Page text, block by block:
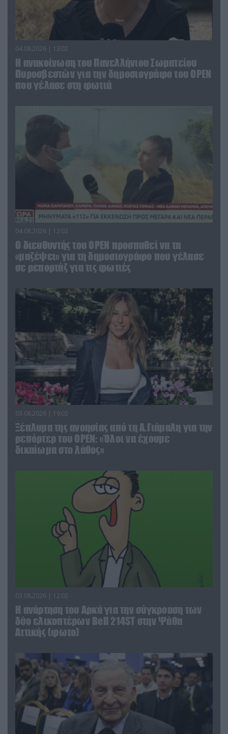
04.08.2026 | 13:02
Η ανακοίνωση του Πανελλήνιου Σωματείου
Πυροσβεστών για την δημοσιογράφο του OPEN
που γέλασε στη φωτιά
04.08.2026 | 12:02
O διευθυντής του OPEN προσπαθεί να τα
«μαζέψει» για τη δημοσιογράφο που γέλασε
σε ρεπορτάζ για τις φωτιές
03.08.2026 | 19:02
Ξέπλυμα της ανοησίας από τη Α.Γιάμαλη για την
ρεπόρτερ του ΟΡΕΝ: «Όλοι να έχουμε
δικαίωμα στο λάθος»
03.08.2026 | 12:02
Η ανάρτηση του Αρκά για την σύγκρουση των
δύο ελικοπτέρων Bell 214ST στην Ψάθα
Αττικής (φωτο)